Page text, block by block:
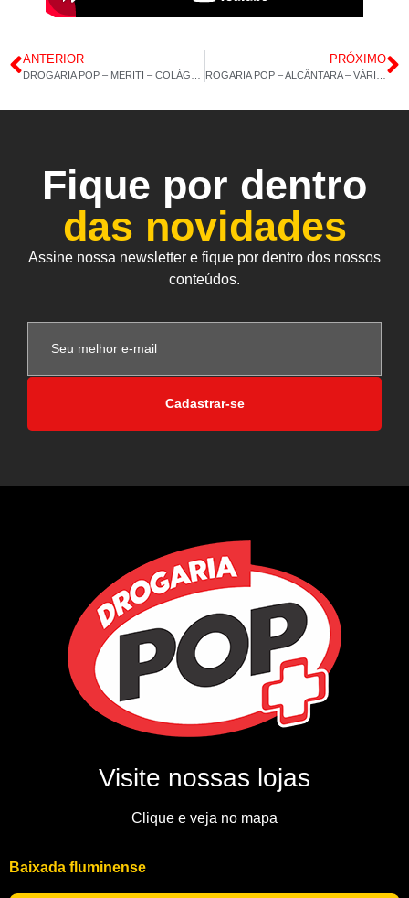
ANTERIOR PRÓXIMO
Fique por dentro
das novidades
Assine nossa newsletter e fique por dentro dos nossos
conteúdos.
Cadastrar-se
Visite nossas lojas
Clique e veja no mapa
Baixada fluminense